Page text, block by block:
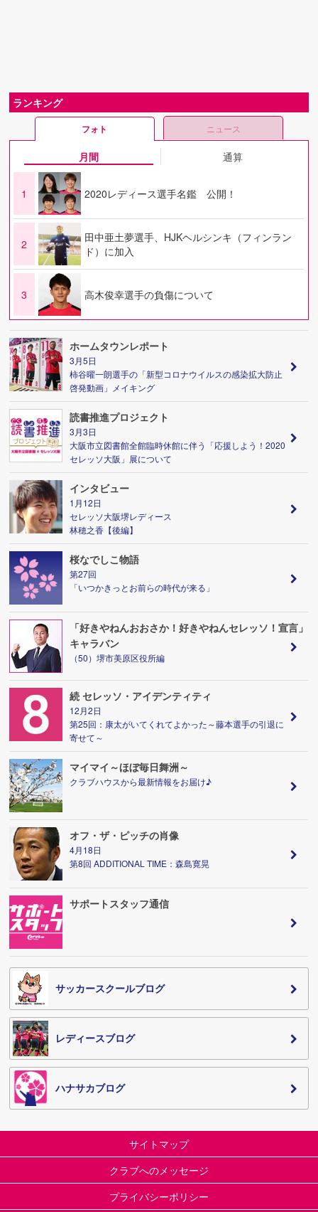
ランキング
フォト ニュース
月間 通算
1 2020レディース選手名鑑 公開！
2
田中亜土夢選手、HJKヘルシンキ（フィンラン
ド）に加入
3 高木俊幸選手の負傷について
ホームタウンレポート
3月5日
柿谷曜一朗選手の「新型コロナウイルスの感染拡大防止
啓発動画」メイキング
読書推進プロジェクト
3月3日
大阪市立図書館全館臨時休館に伴う「応援しよう！2020
セレッソ大阪」展について
インタビュー
1月12日
セレッソ大阪堺レディース
林穂之香【後編】
桜なでしこ物語
第27回
「いつかきっとお前らの時代が来る」
「好きやねんおおさか！好きやねんセレッソ！宣言」
キャラバン
（50）堺市美原区役所編
続 セレッソ・アイデンティティ
12月2日
第25回：康太がいてくれてよかった～藤本選手の引退に
寄せて～
マイマイ～ほぼ毎日舞洲～
クラブハウスから最新情報をお届け♪
オフ・ザ・ピッチの肖像
4月18日
第8回 ADDITIONAL TIME：森島寛晃
サポートスタッフ通信
サッカースクールブログ
レディースブログ
ハナサカブログ
サイトマップ
クラブへのメッセージ
プライバシーポリシー